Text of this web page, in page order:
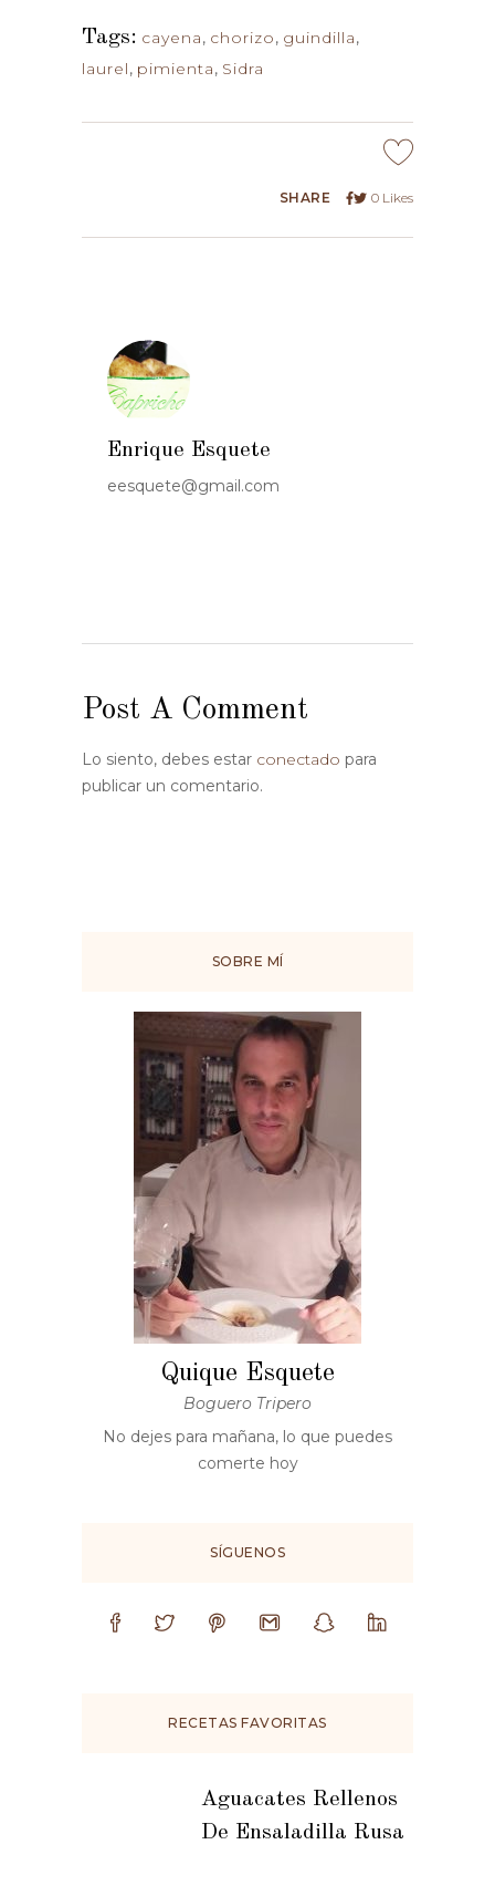
Tags: cayena, chorizo, guindilla,
laurel, pimienta, Sidra
SHARE 0 Likes
Enrique Esquete
eesquete@gmail.com
Post A Comment
Lo siento, debes estar conectado para
publicar un comentario.
SOBRE MÍ
Quique Esquete
Boguero Tripero
No dejes para mañana, lo que puedes
comerte hoy
SÍGUENOS
RECETAS FAVORITAS
Aguacates Rellenos
De Ensaladilla Rusa